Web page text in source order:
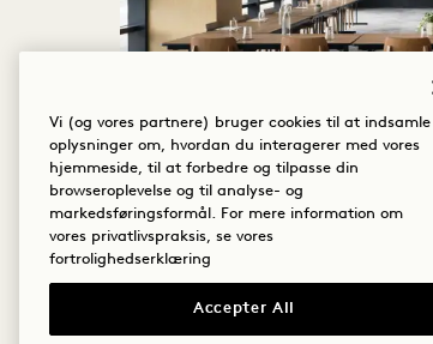
Vi (og vores partnere) bruger cookies til at indsamle
oplysninger om, hvordan du interagerer med vores
hjemmeside, til at forbedre og tilpasse din
browseroplevelse og til analyse- og
markedsføringsformål. For mere information om
vores privatlivspraksis, se vores
fortrolighedserklæring
Accepter All